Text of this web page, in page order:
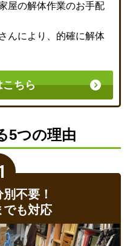
屋の解体作業のお手配
んにより、的確に解体
こちら
5つの理由
不要！
でも対応